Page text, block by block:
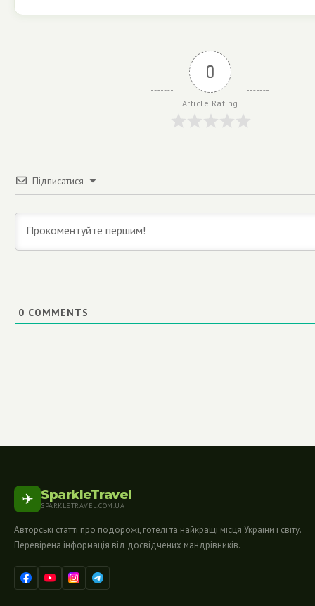
0
Article Rating
Підписатися
0 COMMENTS
✈ SparkleTravel
SPARKLETRAVEL.COM.UA
Авторські статті про подорожі, готелі та найкращі місця України і світу.
Перевірена інформація від досвідчених мандрівників.